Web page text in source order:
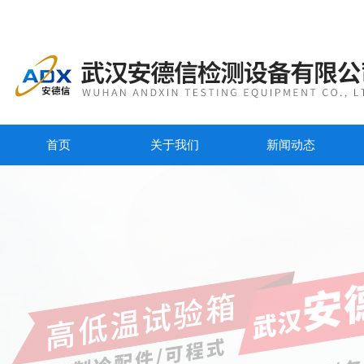
首页 关于我们 新闻动态